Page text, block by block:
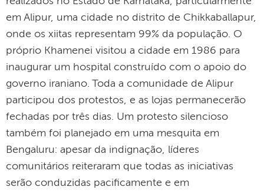
em Alipur, uma cidade no distrito de Chikkaballapur,
onde os xiitas representam 99% da população. O
próprio Khamenei visitou a cidade em 1986 para
inaugurar um hospital construído com o apoio do
governo iraniano. Toda a comunidade de Alipur
participou dos protestos, e as lojas permanecerão
fechadas por três dias. Um protesto silencioso
também foi planejado em uma mesquita em
Bengaluru: apesar da indignação, líderes
comunitários reiteraram que todas as iniciativas
serão conduzidas pacificamente e em